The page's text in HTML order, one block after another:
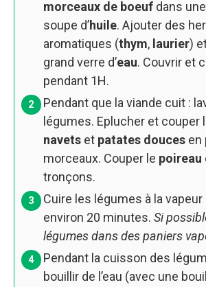
morceaux de boeuf dans
soupe d’huile. Ajouter des
aromatiques (thym, laurier)
grand verre d’eau. Couvrir et
pendant 1H.
Pendant que la viande cuit :
légumes. Eplucher et couper
navets et patates douces en
morceaux. Couper le poireau
tronçons.
Cuire les légumes à la
environ 20 minutes. Si
légumes dans des paniers
Pendant la cuisson des
bouillir de l’eau (avec une